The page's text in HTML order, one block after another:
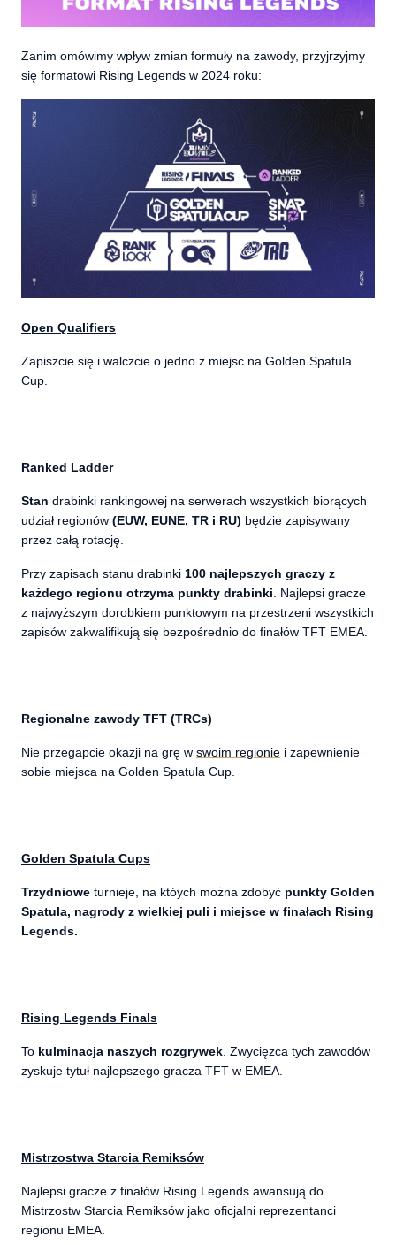
Zanim omówimy wpływ zmian formuły na zawody, przyjrzyjmy
się formatowi Rising Legends w 2024 roku:
Open Qualifiers
Zapiszcie się i walczcie o jedno z miejsc na Golden Spatula
Cup.
Ranked Ladder
Stan drabinki rankingowej na serwerach wszystkich biorących
udział regionów (EUW, EUNE, TR i RU) będzie zapisywany
przez całą rotację.
Przy zapisach stanu drabinki 100 najlepszych graczy z
każdego regionu otrzyma punkty drabinki . Najlepsi gracze
z najwyższym dorobkiem punktowym na przestrzeni wszystkich
zapisów zakwalifikują się bezpośrednio do finałów TFT EMEA.
Regionalne zawody TFT (TRCs)
Nie przegapcie okazji na grę w swoim regionie i zapewnienie
sobie miejsca na Golden Spatula Cup.
Golden Spatula Cups
Trzydniowe turnieje, na któych można zdobyć punkty Golden
Spatula, nagrody z wielkiej puli i miejsce w finałach Rising
Legends.
Rising Legends Finals
To kulminacja naszych rozgrywek . Zwycięzca tych zawodów
zyskuje tytuł najlepszego gracza TFT w EMEA.
Mistrzostwa Starcia Remiksów
Najlepsi gracze z finałów Rising Legends awansują do
Mistrzostw Starcia Remiksów jako oficjalni reprezentanci
regionu EMEA.